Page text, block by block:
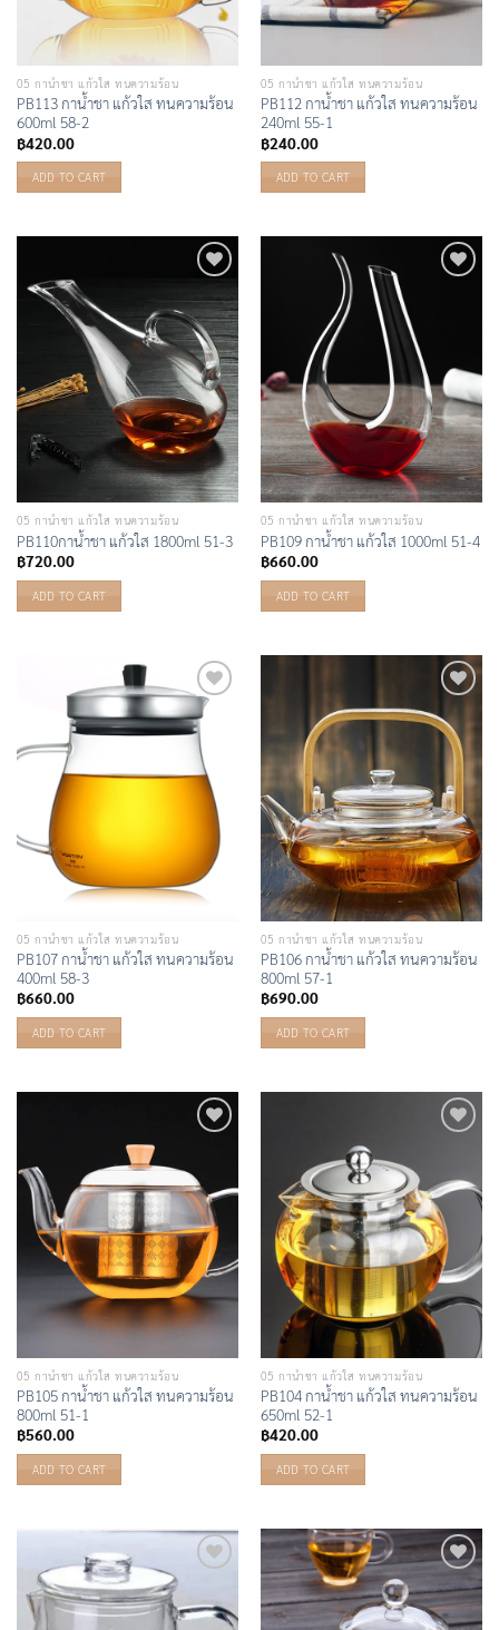
05 กาน้ำชา แก้วใส ทนความร้อน
PB113 กาน้ำชา แก้วใส ทนความร้อน
600ml 58-2
฿420.00
ADD TO CART
05 กาน้ำชา แก้วใส ทนความร้อน
PB112 กาน้ำชา แก้วใส ทนความร้อน
240ml 55-1
฿240.00
ADD TO CART
Add to
Wishlist
05 กาน้ำชา แก้วใส ทนความร้อน
PB110กาน้ำชา แก้วใส 1800ml 51-3
฿720.00
ADD TO CART
05 กาน้ำชา แก้วใส ทนความร้อน
PB109 กาน้ำชา แก้วใส 1000ml 51-4
฿660.00
ADD TO CART
Add to
Wishlist
05 กาน้ำชา แก้วใส ทนความร้อน
PB107 กาน้ำชา แก้วใส ทนความร้อน
400ml 58-3
฿660.00
ADD TO CART
Add to
Wishlist
05 กาน้ำชา แก้วใส ทนความร้อน
PB106 กาน้ำชา แก้วใส ทนความร้อน
800ml 57-1
฿690.00
ADD TO CART
05 กาน้ำชา แก้วใส ทนความร้อน
PB105 กาน้ำชา แก้วใส ทนความร้อน
800ml 51-1
฿560.00
ADD TO CART
05 กาน้ำชา แก้วใส ทนความร้อน
PB104 กาน้ำชา แก้วใส ทนความร้อน
650ml 52-1
฿420.00
ADD TO CART
Wishlist
Add to
Wishlist